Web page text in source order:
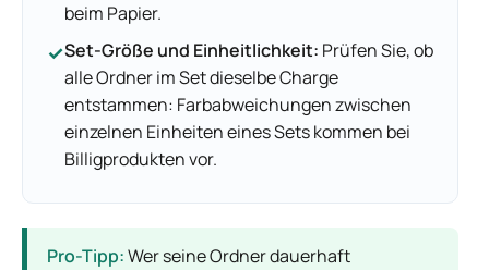
beim Papier.
✓Set-Größe und Einheitlichkeit: Prüfen Sie, ob
alle Ordner im Set dieselbe Charge
entstammen: Farbabweichungen zwischen
einzelnen Einheiten eines Sets kommen bei
Billigprodukten vor.
Pro-Tipp:Wer seine Ordner dauerhaft